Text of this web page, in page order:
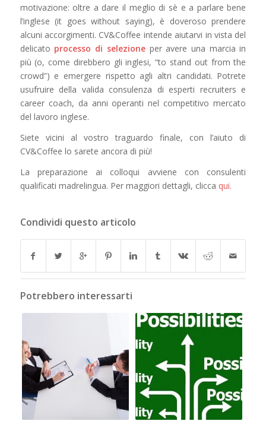
motivazione: oltre a dare il meglio di sè e a parlare bene
l’inglese (it goes without saying), è doveroso prendere
alcuni accorgimenti. CV&Coffee intende aiutarvi in vista del
delicato processo di selezioneper avere una marcia in
più (o, come direbbero gli inglesi, “to stand out from the
crowd”) e emergere rispetto agli altri candidati. Potrete
usufruire della valida consulenza di esperti recruiters e
career coach, da anni operanti nel competitivo mercato
del lavoro inglese.
Siete vicini al vostro traguardo finale, con l’aiuto di
CV&Coffee lo sarete ancora di più!
La preparazione ai colloqui avviene con consulenti
qualificati madrelingua. Per maggiori dettagli, clicca qui.
Condividi questo articolo
Potrebbero interessarti